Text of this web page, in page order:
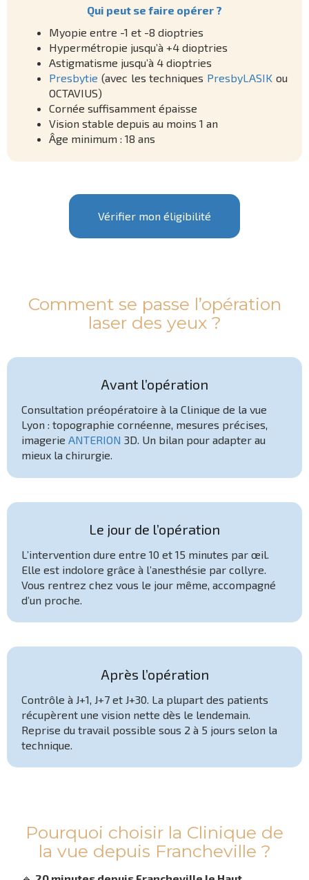
Qui peut se faire opérer ?
Myopie entre -1 et -8 dioptries
Hypermétropie jusqu’à +4 dioptries
Astigmatisme jusqu’à 4 dioptries
Presbytie (avec les techniques PresbyLASIKou
OCTAVIUS)
Cornée suffisamment épaisse
Vision stable depuis au moins 1 an
Âge minimum : 18 ans
Vérifier mon éligibilité
Comment se passe l’opération
laser des yeux ?
Avant l’opération
Consultation préopératoire à la Clinique de la vue
Lyon : topographie cornéenne, mesures précises,
imagerieANTERION 3D. Un bilan pour adapter au
mieux la chirurgie.
Le jour de l’opération
L’intervention dure entre 10 et 15 minutes par œil.
Elle est indolore grâce à l’anesthésie par collyre.
Vous rentrez chez vous le jour même, accompagné
d’un proche.
Après l’opération
Contrôle à J+1, J+7 et J+30. La plupart des patients
récupèrent une vision nette dès le lendemain.
Reprise du travail possible sous 2 à 5 jours selon la
technique.
Pourquoi choisir la Clinique de
la vue depuis Francheville ?